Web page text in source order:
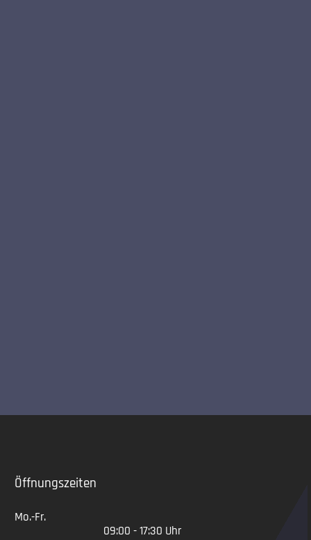
Öffnungszeiten
Mo.-Fr.
09:00 - 17:30 Uhr